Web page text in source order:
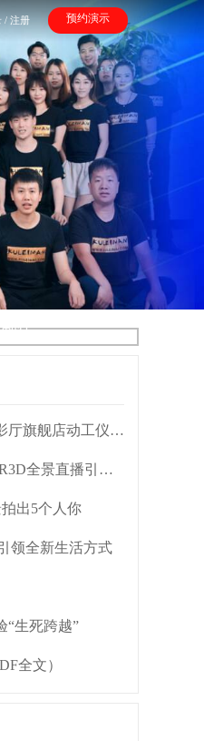
/ 注册 预约演示
作
耳东国际影城暨耳东VR全景影厅旗舰店动工仪式盛大举行
激战到底丨中国电信天翼云VR3D全景直播引燃拳击热火
出5个人你
领全新生活方式
“生死跨越”
全文）